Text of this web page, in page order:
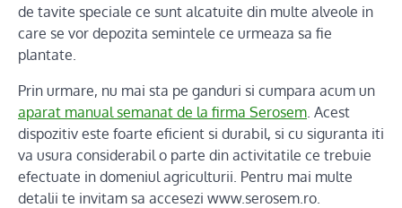
de tavite speciale ce sunt alcatuite din multe alveole in
care se vor depozita semintele ce urmeaza sa fie
plantate.
Prin urmare, nu mai sta pe ganduri si cumpara acum un
aparat manual semanat de la firma Serosem . Acest
dispozitiv este foarte eficient si durabil, si cu siguranta iti
va usura considerabil o parte din activitatile ce trebuie
efectuate in domeniul agriculturii. Pentru mai multe
detalii te invitam sa accesezi www.serosem.ro.